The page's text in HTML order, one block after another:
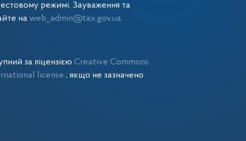
режимі. Зауваження та
на web_admin@tax.gov.ua
за ліцензією Creative Commons
license , якщо не зазначено